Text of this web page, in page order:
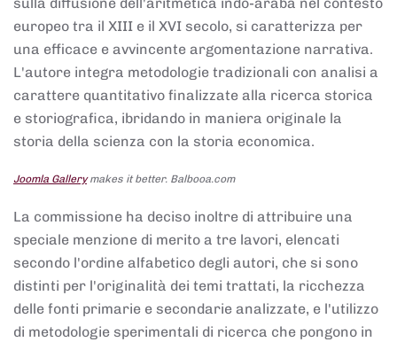
sulla diffusione dell'aritmetica indo-araba nel contesto
europeo tra il XIII e il XVI secolo, si caratterizza per
una efficace e avvincente argomentazione narrativa.
L'autore integra metodologie tradizionali con analisi a
carattere quantitativo finalizzate alla ricerca storica
e storiografica, ibridando in maniera originale la
storia della scienza con la storia economica.
Joomla Gallerymakes it better. Balbooa.com
La commissione ha deciso inoltre di attribuire una
speciale menzione di merito a tre lavori, elencati
secondo l'ordine alfabetico degli autori, che si sono
distinti per l'originalità dei temi trattati, la ricchezza
delle fonti primarie e secondarie analizzate, e l'utilizzo
di metodologie sperimentali di ricerca che pongono in